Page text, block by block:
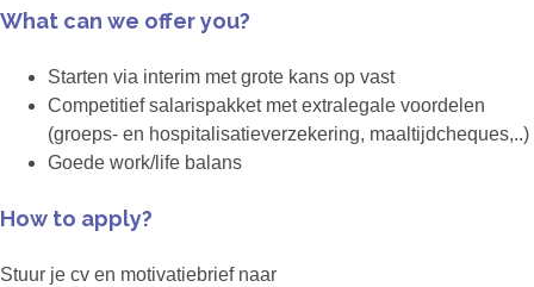
What can we offer you?
Starten via interim met grote kans op vast
Competitief salarispakket met extralegale voordelen
(groeps- en hospitalisatieverzekering, maaltijdcheques,..)
Goede work/life balans
How to apply?
Stuur je cv en motivatiebrief naar